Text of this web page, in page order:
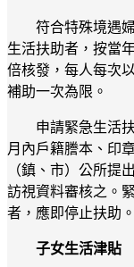
符合特殊境遇
生活扶助者，按當
倍核發，每人每次
補助一次為限。
申請緊急生活
月內戶籍謄本、印
（鎮、市）公所提
訪視資料審核之。
者，應即停止扶助。
子女生活津貼